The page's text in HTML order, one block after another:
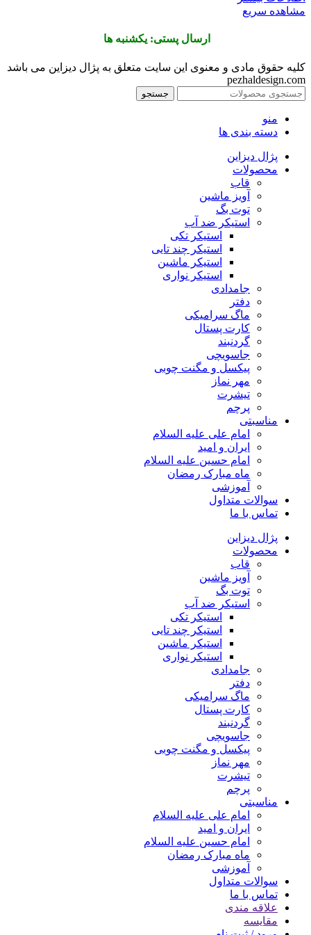
مشاهده سریع
ارسال پستی: یکشنبه ها
کلیه حقوق مادی و معنوی این سایت متعلق به پژال دیزاین می باشد
pezhaldesign.com
جستجو
منو
دسته بندی ها
پژال دیزاین
محصولات
قاب
آویز ماشین
توت بگ
استیکر ضد آب
استیکر تکی
استیکر چند تایی
استیکر ماشین
استیکر نواری
جامدادی
دفتر
ماگ سرامیکی
کارت پستال
گردنبند
جاسویچی
پیکسل و مگنت چوبی
مهر نماز
تیشرت
پرچم
مناسبتی
امام علی علیه السلام
ایران و امید
امام حسین علیه السلام
ماه مبارک رمضان
آموزشی
سوالات متداول
تماس با ما
پژال دیزاین
محصولات
قاب
آویز ماشین
توت بگ
استیکر ضد آب
استیکر تکی
استیکر چند تایی
استیکر ماشین
استیکر نواری
جامدادی
دفتر
ماگ سرامیکی
کارت پستال
گردنبند
جاسویچی
پیکسل و مگنت چوبی
مهر نماز
تیشرت
پرچم
مناسبتی
امام علی علیه السلام
ایران و امید
امام حسین علیه السلام
ماه مبارک رمضان
آموزشی
سوالات متداول
تماس با ما
علاقه مندی
مقایسه